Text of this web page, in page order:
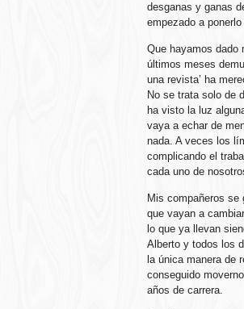
desganas y ganas
empezado a
Que hayamos dado
últimos meses
una revista’ ha
No se trata solo de
ha visto la luz
vaya a echar de
nada. A veces los
complicando el
cada uno de
Mis compañeros se
que vayan a
lo que ya llevan
Alberto y todos los
la única manera de
conseguido
años de carrera.